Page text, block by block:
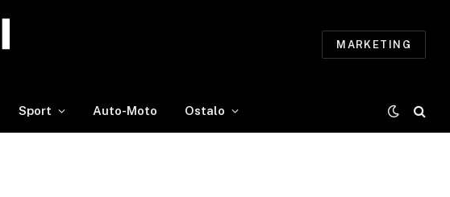
MARKETING
Sport Auto-Moto Ostalo